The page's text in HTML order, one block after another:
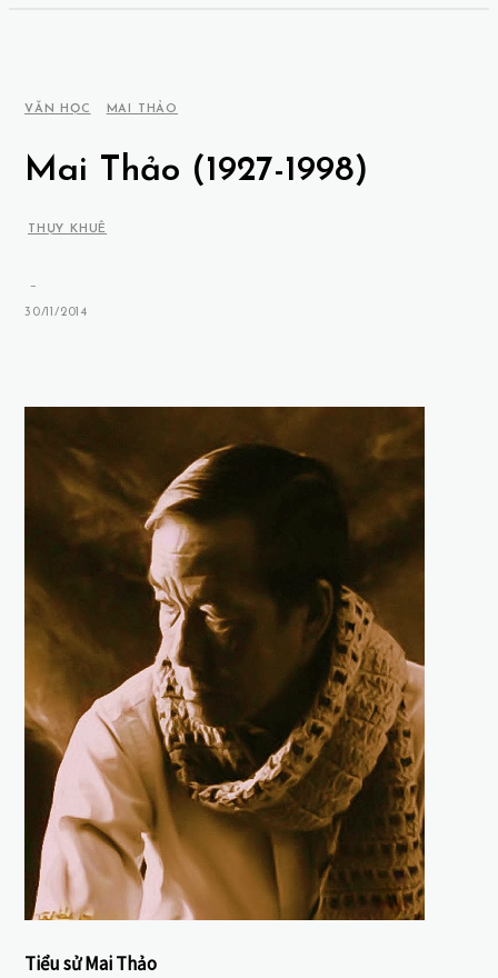
VĂN HỌC MAI THẢO
Mai Thảo (1927-1998)
THỤY KHUÊ
-
30/11/2014
Tiểu sử Mai Thảo